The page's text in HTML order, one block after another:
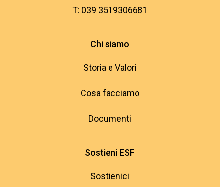
T: 039 3519306681
Chi siamo
Storia e Valori
Cosa facciamo
Documenti
Sostieni ESF
Sostienici